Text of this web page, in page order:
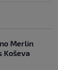
Merlin
Koševa